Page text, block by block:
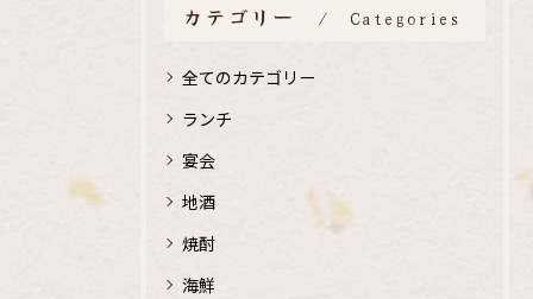
カテゴリー Categories
全てのカテゴリー
ランチ
宴会
地酒
焼酎
海鮮